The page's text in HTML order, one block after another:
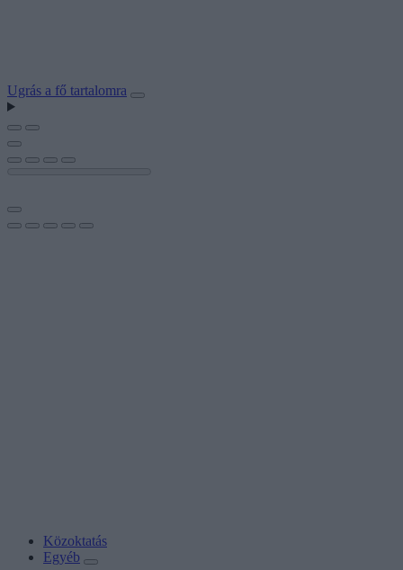
Ugrás a fő tartalomra
Közoktatás
Egyéb